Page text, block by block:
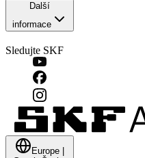
Další
informace
Sledujte SKF
Europe